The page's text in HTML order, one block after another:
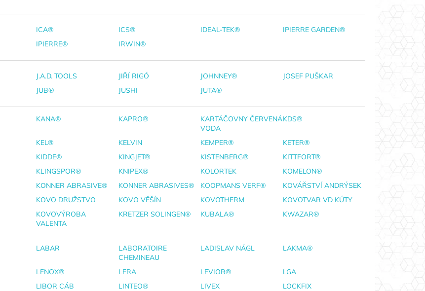
ICA® ICS® IDEAL-TEK®
IPIERRE GARDEN®
IPIERRE®
IRWIN®
J.A.D. TOOLS JIŘÍ RIGÓ JOHNNEY®
JOSEF PUŠKAR
JUB®
JUSHI JUTA®
KANA® KAPRO®
KARTÁČOVNY ČERVENÁ
VODA
KDS®
KEL® KELVIN KEMPER®
KETER®
KIDDE®
KINGJET® KISTENBERG®
KITTFORT®
KLINGSPOR®
KNIPEX® KOLORTEK
KOMELON®
KONNER ABRASIVE®
KONNER ABRASIVES® KOOPMANS VERF®
KOVÁŘSTVÍ ANDRÝSEK
KOVO DRUŽSTVO
KOVO VĚŠÍN KOVOTHERM
KOVOTVAR VD KÚTY
KOVOVÝROBA
VALENTA
KRETZER SOLINGEN® KUBALA® KWAZAR®
LABAR
LABORATOIRE
CHEMINEAU
LADISLAV NÁGL LAKMA®
LENOX® LERA LEVIOR®
LGA
LIBOR CÁB
LINTEO® LIVEX
LOCKFIX